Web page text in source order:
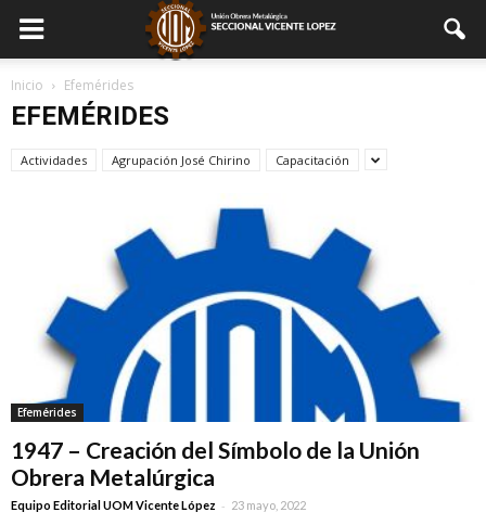
Inicio Efemérides
EFEMÉRIDES
Actividades Agrupación José Chirino Capacitación
Efemérides
1947 – Creación del Símbolo de la Unión
Obrera Metalúrgica
Equipo Editorial UOM Vicente López - 23 mayo, 2022